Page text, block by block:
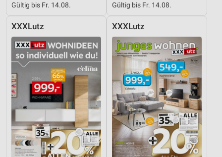
Gültig bis Fr. 14.08. Gültig bis Fr. 14.08.
XXXLutz XXXLutz